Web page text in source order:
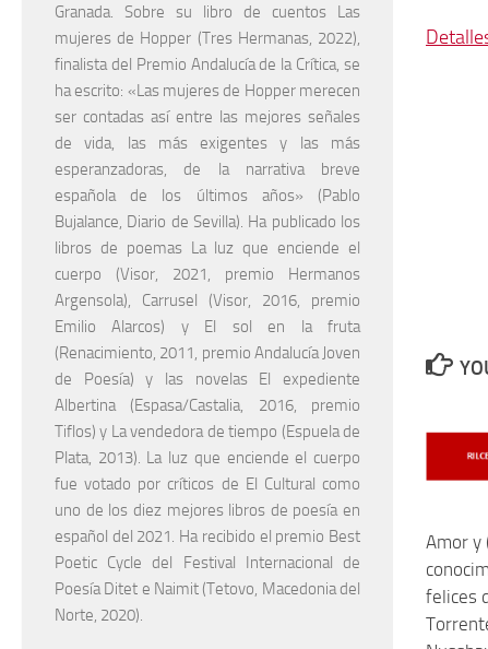
Amor y
felices
Granada. Sobre su libro de cuentos Las
mujeres de Hopper (Tres Hermanas, 2022),
finalista del Premio Andalucía de la Crítica, se
ha escrito: «Las mujeres de Hopper merecen
ser contadas así entre las mejores señales
de vida, las más exigentes y las más
esperanzadoras, de la narrativa breve
española de los últimos años» (Pablo
Bujalance, Diario de Sevilla). Ha publicado los
libros de poemas La luz que enciende el
cuerpo (Visor, 2021, premio Hermanos
Argensola), Carrusel (Visor, 2016, premio
Emilio Alarcos) y El sol en la fruta
(Renacimiento, 2011, premio Andalucía Joven
de Poesía) y las novelas El expediente
Albertina (Espasa/Castalia, 2016, premio
Tiflos) y La vendedora de tiempo (Espuela de
Plata, 2013). La luz que enciende el cuerpo
fue votado por críticos de El Cultural como
uno de los diez mejores libros de poesía en
español del 2021. Ha recibido el premio Best
Poetic Cycle del Festival Internacional de
Poesía Ditet e Naimit (Tetovo, Macedonia del
Norte, 2020).